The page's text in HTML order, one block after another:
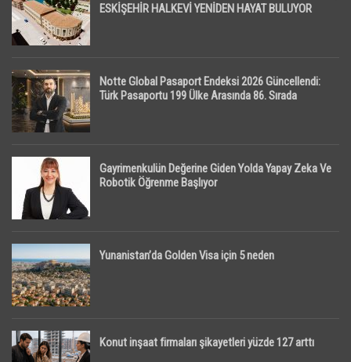
ESKİŞEHİR HALKEVİ YENİDEN HAYAT BULUYOR
Notte Global Pasaport Endeksi 2026 Güncellendi:
Türk Pasaportu 199 Ülke Arasında 86. Sırada
Gayrimenkulün Değerine Giden Yolda Yapay Zeka Ve
Robotik Öğrenme Başlıyor
Yunanistan’da Golden Visa için 5 neden
Konut inşaat firmaları şikayetleri yüzde 127 arttı